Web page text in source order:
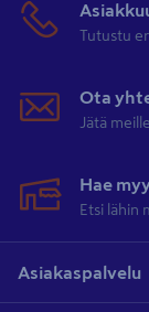
Tutustu
Ota
Jätä
Hae
Etsi lähin
Asiakaspalvelu